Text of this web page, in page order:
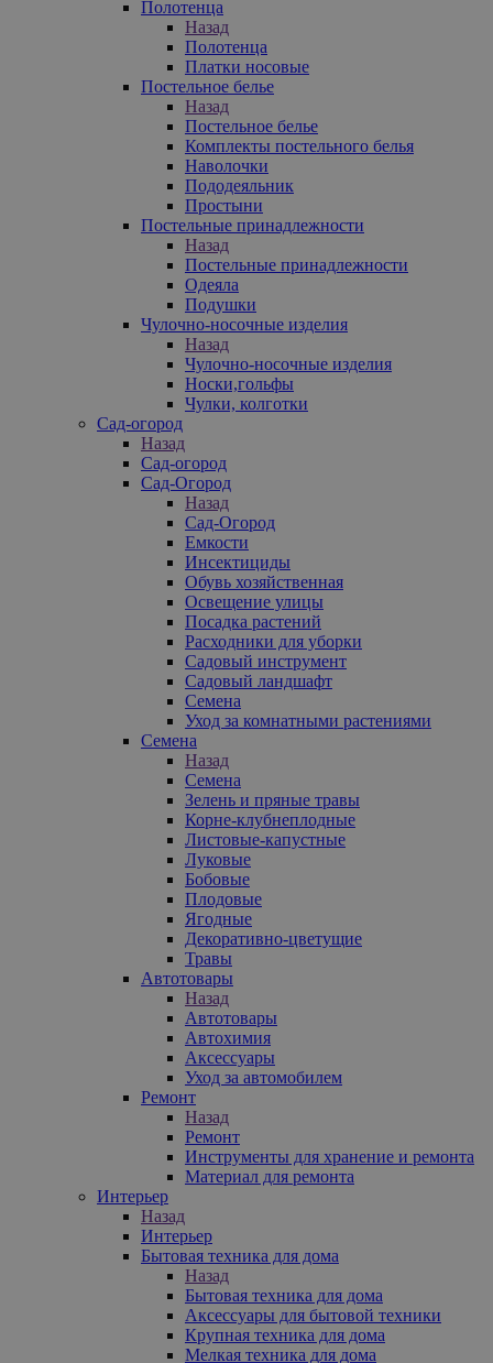
Полотенца
Назад
Полотенца
Платки носовые
Постельное белье
Назад
Постельное белье
Комплекты постельного белья
Наволочки
Пододеяльник
Простыни
Постельные принадлежности
Назад
Постельные принадлежности
Одеяла
Подушки
Чулочно-носочные изделия
Назад
Чулочно-носочные изделия
Носки,гольфы
Чулки, колготки
Сад-огород
Назад
Сад-огород
Сад-Огород
Назад
Сад-Огород
Емкости
Инсектициды
Обувь хозяйственная
Освещение улицы
Посадка растений
Расходники для уборки
Садовый инструмент
Садовый ландшафт
Семена
Уход за комнатными растениями
Семена
Назад
Семена
Зелень и пряные травы
Корне-клубнеплодные
Листовые-капустные
Луковые
Бобовые
Плодовые
Ягодные
Декоративно-цветущие
Травы
Автотовары
Назад
Автотовары
Автохимия
Аксессуары
Уход за автомобилем
Ремонт
Назад
Ремонт
Инструменты для хранение и ремонта
Материал для ремонта
Интерьер
Назад
Интерьер
Бытовая техника для дома
Назад
Бытовая техника для дома
Аксессуары для бытовой техники
Крупная техника для дома
Мелкая техника для дома